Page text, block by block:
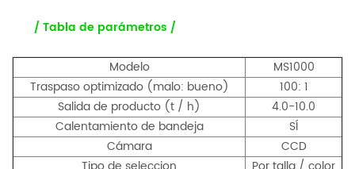
/ Tabla de parámetros /
Modelo
MS1000
Traspaso optimizado (malo: bueno)
100: 1
Salida de producto (t / h)
4.0-10.0
Calentamiento de bandeja
SÍ
Cámara
CCD